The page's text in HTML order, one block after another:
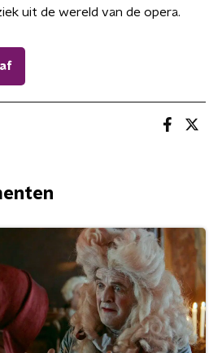
uit de wereld van de opera.